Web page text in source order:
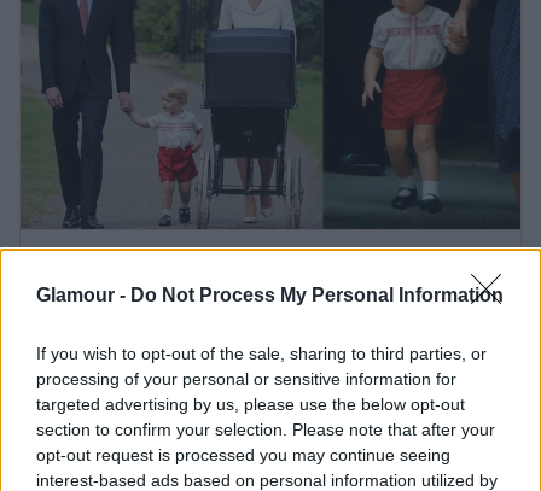
Glamour - Do Not Process My Personal Information
If you wish to opt-out of the sale, sharing to third parties, or
processing of your personal or sensitive information for
targeted advertising by us, please use the below opt-out
section to confirm your selection. Please note that after your
opt-out request is processed you may continue seeing
interest-based ads based on personal information utilized by
kísértetiesen hasonlít Vilmos
hercegre
Még a 4 éves Lajos herceg sem jelent kivételt, akiből
a királynő platinajubileumi ünnepségén igazi
internetes sztár lett grimaszolásának